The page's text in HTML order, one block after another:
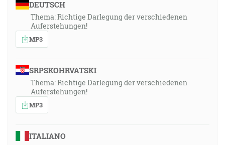
DEUTSCH
Thema: Richtige Darlegung der verschiedenen
Auferstehungen!
MP3
SRPSKOHRVATSKI
Thema: Richtige Darlegung der verschiedenen
Auferstehungen!
MP3
ITALIANO